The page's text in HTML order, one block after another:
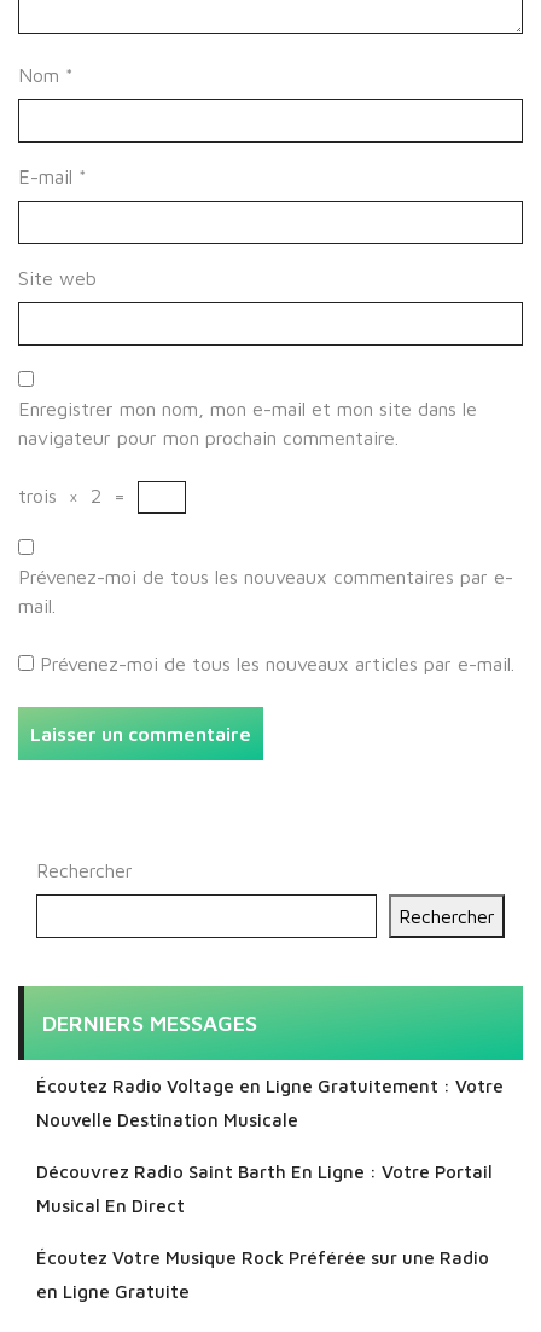
Nom *
E-mail *
Site web
Enregistrer mon nom, mon e-mail et mon site dans le
navigateur pour mon prochain commentaire.
trois × 2 =
Prévenez-moi de tous les nouveaux commentaires par e-
mail.
Prévenez-moi de tous les nouveaux articles par e-mail.
Rechercher
Rechercher
DERNIERS MESSAGES
Écoutez Radio Voltage en Ligne Gratuitement : Votre
Nouvelle Destination Musicale
Découvrez Radio Saint Barth En Ligne : Votre Portail
Musical En Direct
Écoutez Votre Musique Rock Préférée sur une Radio
en Ligne Gratuite